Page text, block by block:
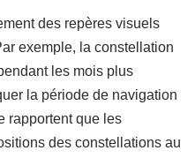
des repères visuels
exemple, la constellation
les mois plus
la période de navigation
rapportent que les
des constellations au